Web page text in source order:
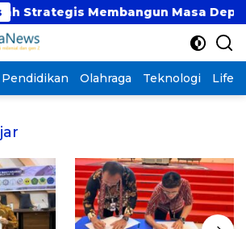
Membangun Masa Depan?
Pendidikan Olahraga Teknologi